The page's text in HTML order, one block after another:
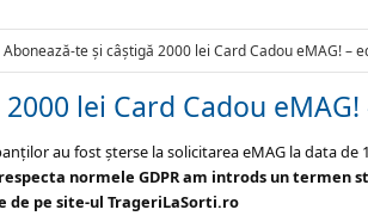
Abonează-te și câștigă 2000 lei Card Cadou eMAG! –
lei Card Cadou
au fost șterse la solicitarea eMAG la data
normele GDPR am introds un termen
pe site-ul TrageriLaSorti.ro